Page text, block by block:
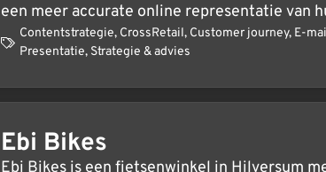
een meer accurate online representatie van
Contentstrategie, CrossRetail, Customer journey, E-
Presentatie, Strategie & advies
Ebi Bikes
Ebi Bikes is een fietsenwinkel in Hilversum